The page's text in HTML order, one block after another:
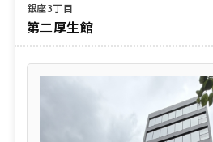
銀座3丁目
第二厚生館